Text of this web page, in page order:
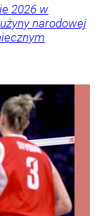
2026 w
narodowej